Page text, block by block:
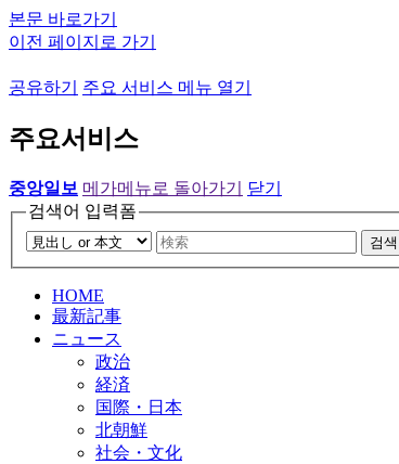
본문 바로가기
이전 페이지로 가기
공유하기 주요 서비스 메뉴 열기
주요서비스
중앙일보 메가메뉴로 돌아가기
닫기
검색어 입력폼
검색
HOME
最新記事
ニュース
政治
経済
国際・日本
北朝鮮
社会・文化